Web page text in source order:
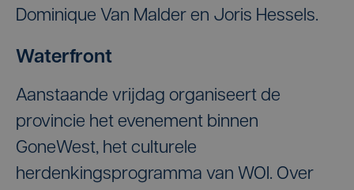
Dominique Van Malder en Joris Hessels. ​
Waterfront
Aanstaande vrijdag organiseert de
provincie het evenement binnen
GoneWest, het culturele
herdenkingsprogramma van WOI. Over